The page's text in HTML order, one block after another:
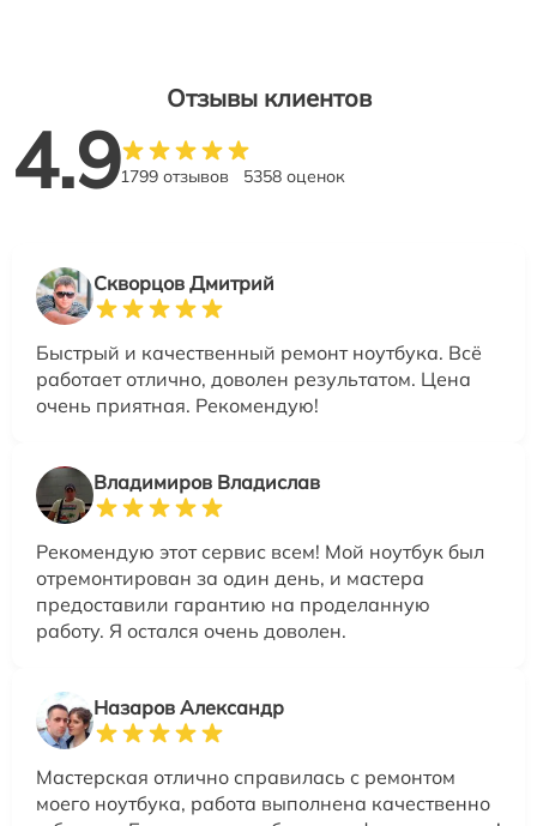
Отзывы клиентов
4.91799 отзывов 5358 оценок
Скворцов Дмитрий
Быстрый и качественный ремонт ноутбука. Всё
работает отлично, доволен результатом. Цена
очень приятная. Рекомендую!
Владимиров Владислав
Рекомендую этот сервис всем! Мой ноутбук был
отремонтирован за один день, и мастера
предоставили гарантию на проделанную
работу. Я остался очень доволен.
Назаров Александр
Мастерская отлично справилась с ремонтом
моего ноутбука, работа выполнена качественно